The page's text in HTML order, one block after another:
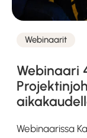
Webinaarit
Webinaari
Webinaarissa